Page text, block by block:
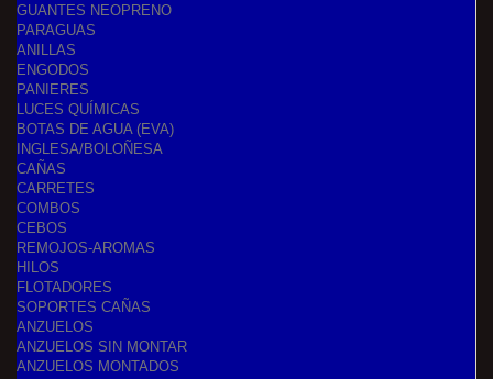
GUANTES NEOPRENO
PARAGUAS
ANILLAS
ENGODOS
PANIERES
LUCES QUÍMICAS
BOTAS DE AGUA (EVA)
INGLESA/BOLOÑESA
CAÑAS
CARRETES
COMBOS
CEBOS
REMOJOS-AROMAS
HILOS
FLOTADORES
SOPORTES CAÑAS
ANZUELOS
ANZUELOS SIN MONTAR
ANZUELOS MONTADOS